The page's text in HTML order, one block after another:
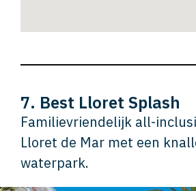
7. Best Lloret Splash
Familievriendelijk all-
Lloret de Mar met een
waterpark.